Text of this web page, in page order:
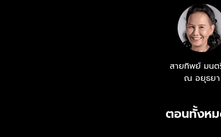
สายทิพย์ มนต
ณ อยุธยา
ตอนทั้งห